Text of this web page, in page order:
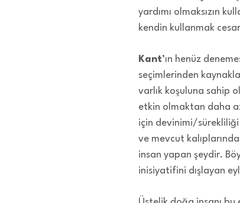
yardımı olmaksızın
kendin kullanmak
Kant’ın henüz
seçimlerinden
varlık koşuluna sahip
etkin olmaktan daha
için devinimi/sürekliliği
ve mevcut
insan yapan şeydir.
inisiyatifini dışlayan